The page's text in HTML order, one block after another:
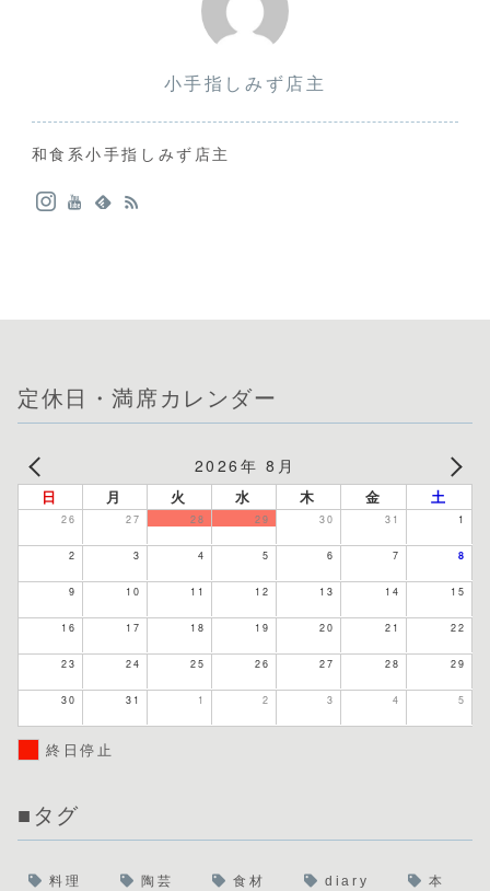
小手指しみず店主
和食系小手指しみず店主
定休日・満席カレンダー
2026年 8月
日 月 火 水 木 金 土
26 27 28 29 30 31 1
2 3 4 5 6 7 8
9 10 11 12 13 14 15
16 17 18 19 20 21 22
23 24 25 26 27 28 29
30 31 1 2 3 4 5
終日停止
■タグ
料理 陶芸 食材 diary 本